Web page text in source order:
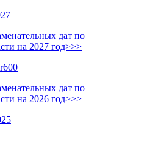
дат по
на 2027 год>>>
дат по
на 2026 год>>>